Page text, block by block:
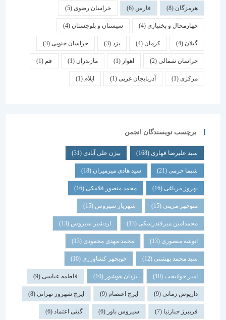
هرمزگان(8) فارس خراسان رضوی(5)
چهارمحال و بختیاری (4) سیستان و بلوچستان(4)
کرمان یزد خراسان جنوبی(3)
خراسان شمالی(2) اهواز مازندران(1) قم
(1) آذربایجان غربی(1) ایلام
برچسب نویسندگان انجمن
سید علیرضا قهاری(168) بیژن علی آبادی(31)
شیما خرمی(21) سید هادی میرمیران(18)
بهروز مرباغی (16) محمد منصور فلامکی (16)
منوچهر مزینی(15) شهریار سیروس(15)
محمدامین میرفندرسکی(13) اردشیر سیروس(13)
انوشه منصوری(13) محمد مهدی محمودی(13)
سید محمد بهشتی(12) خوبچهر کشاورزی(10)
امیر جوانبخت(10) یزدان هوشور(10) فاطمه عباسی(9)
داریوش زمانی(9) ایرج اعتصام(9) ایرج شهروز تهرانی(8)
فریبرز جبارنیا(7) سیروس باور(6) گیتی اعتماد(6)